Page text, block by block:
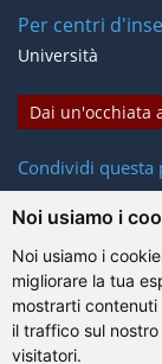
Noi usiamo i
Noi usiamo i
migliorare la tua
mostrarti
il traffico sul
visitatori.
Per centri
Università
Dai un'occhiata
Condividi questa
© Gazanta
Condizioni d'uso|
Informazioni